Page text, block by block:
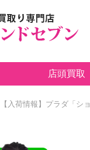
店頭買取
【入荷情報】プラダ「